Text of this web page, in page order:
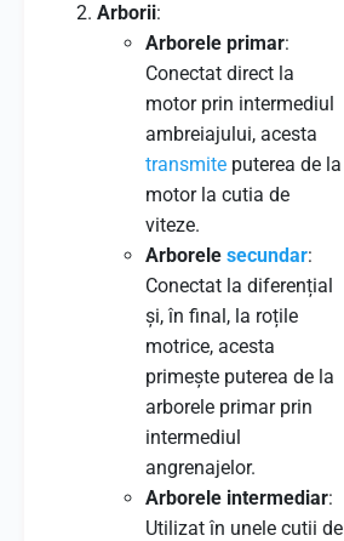
Arborii:
Arborele primar:
Conectat direct la
motor prin intermediul
ambreiajului, acesta
transmite puterea de la
motor la cutia de
viteze.
Arborele secundar:
Conectat la diferențial
și, în final, la roțile
motrice, acesta
primește puterea de la
arborele primar prin
intermediul
angrenajelor.
Arborele intermediar:
Utilizat în unele cutii de